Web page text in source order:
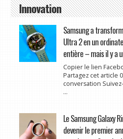
Innovation
Samsung a
Ultra 2 en un
entière – mais il y a
Copier le lien
Partagez cet article
conversation
...
Le Samsung Galaxy
devenir le premier